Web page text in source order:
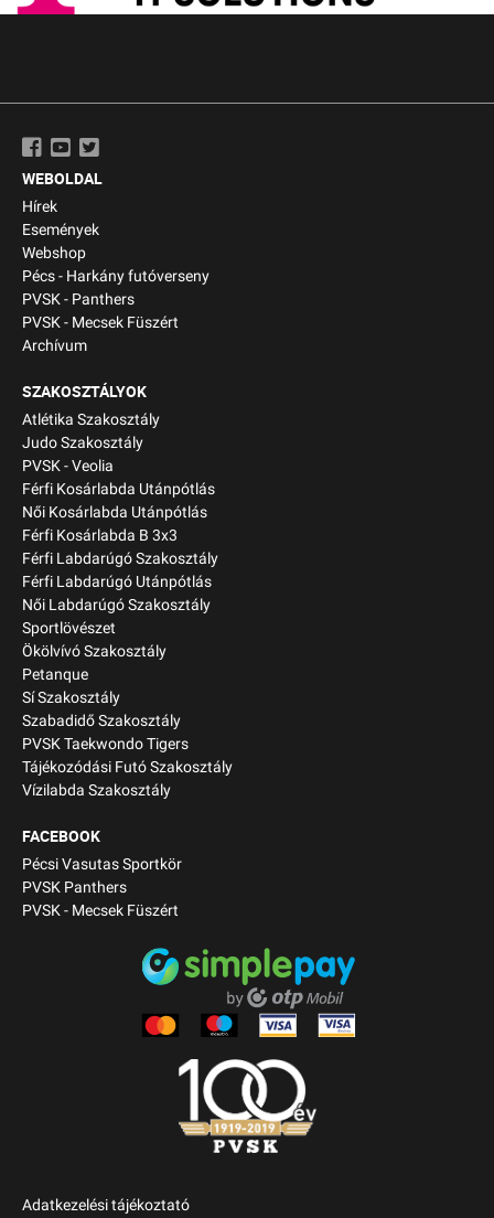
WEBOLDAL
Hírek
Események
Webshop
Pécs - Harkány futóverseny
PVSK - Panthers
PVSK - Mecsek Füszért
Archívum
SZAKOSZTÁLYOK
Atlétika Szakosztály
Judo Szakosztály
PVSK - Veolia
Férfi Kosárlabda Utánpótlás
Női Kosárlabda Utánpótlás
Férfi Kosárlabda B 3x3
Férfi Labdarúgó Szakosztály
Férfi Labdarúgó Utánpótlás
Női Labdarúgó Szakosztály
Sportlövészet
Ökölvívó Szakosztály
Petanque
Sí Szakosztály
Szabadidő Szakosztály
PVSK Taekwondo Tigers
Tájékozódási Futó Szakosztály
Vízilabda Szakosztály
FACEBOOK
Pécsi Vasutas Sportkör
PVSK Panthers
PVSK - Mecsek Füszért
Adatkezelési tájékoztató